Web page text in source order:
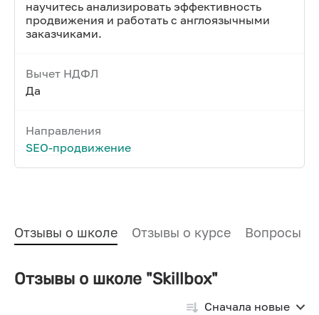
научитесь анализировать эффективность
продвижения и работать с англоязычными
заказчиками.
Вычет НДФЛ
Да
Направления
SEO-продвижение
Отзывы о школе Отзывы о курсе Вопросы и
Отзывы о школе "Skillbox"
Сначала новые